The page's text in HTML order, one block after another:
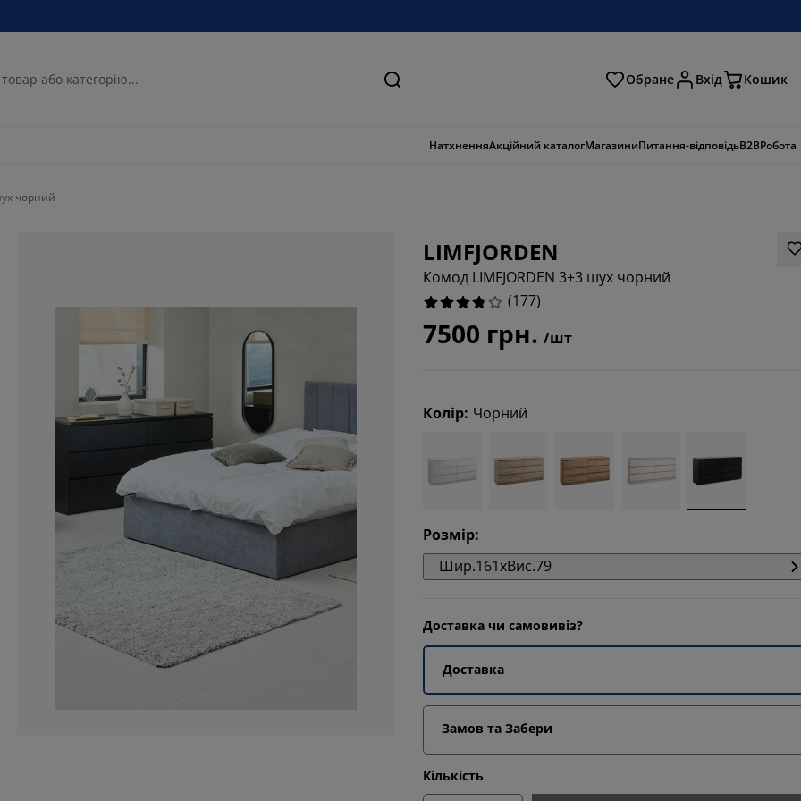
Пошук Обране Вхід Кошик
НатхненняАкційний каталогМагазиниПитання-відповідьB2BРобота
чорний
LIMFJORDEN
Комод LIMFJORDEN 3+3 шух чорний
(177)
7500 грн. /шт
Колір: Чорний
Розмір:
Шир.161xВис.79
Доставка чи самовивіз?
Доставка
Замов та Забери
Кількість
18.64406779661017%
7.344632768361582%
7.344632768361582%
15.819209039548024%